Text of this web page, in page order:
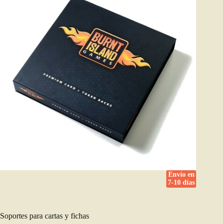
Envío en
7-10 días
Soportes para cartas y fichas